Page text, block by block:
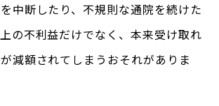
中断したり、不規則な通院を続けた
の不利益だけでなく、本来受け取れ
減額されてしまうおそれがありま